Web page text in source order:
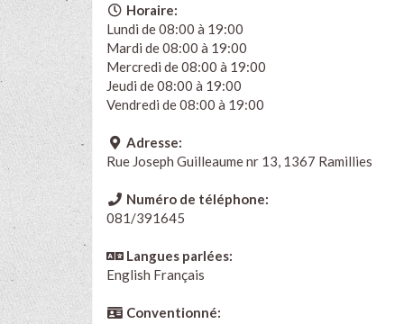
Horaire:
Lundi de 08:00 à 19:00
Mardi de 08:00 à 19:00
Mercredi de 08:00 à 19:00
Jeudi de 08:00 à 19:00
Vendredi de 08:00 à 19:00
Adresse:
Rue Joseph Guilleaume nr 13, 1367 Ramillies
Numéro de téléphone:
081/391645
Langues parlées:
English Français
Conventionné: